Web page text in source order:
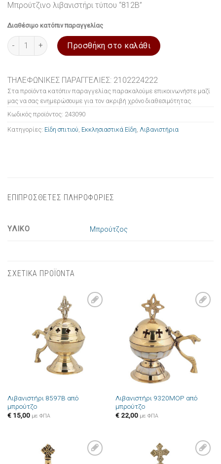
Μπρούτζινο λιβανιστήρι τύπου “812B”
Διαθέσιμο κατόπιν παραγγελίας
Λιβανιστήρι 812B από μπρούτζο ποσότητα
Προσθήκη στο καλάθι
ΤΗΛΕΦΩΝΙΚΕΣ ΠΑΡΑΓΓΕΛΙΕΣ: 2102224222
Στα προϊόντα κατόπιν παραγγελίας παρακαλούμε επικοινωνήστε μαζί
μας να σας ενημερώσουμε για τον ακριβή χρόνο διαθεσιμότητας.
Κωδικός προϊόντος: 243090
Κατηγορίες: Είδη σπιτιού Εκκλησιαστικά Είδη Λιβανιστήρια
ΕΠΙΠΡΟΣΘΕΤΕΣ ΠΛΗΡΟΦΟΡΙΕΣ
ΥΛΙΚΟ Μπρούτζος
ΣΧΕΤΙΚΑ ΠΡΟΪΟΝΤΑ
στην λίστα
επιθυμιών
Λιβανιστήρι 8597B από
μπρούτζο
€15,00 με ΦΠΑ
Λιβανιστήρι 9320MOP από
μπρούτζο
€22,00 με ΦΠΑ